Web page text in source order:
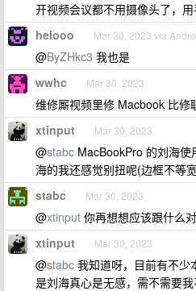
开视频会议都不用摄像头了，
helooo Mar 30, 2023 via
@ByZHkc3 我也是
wwhc Mar 30, 2023
维修厮视频里修 Macbook 比修
xtinput Mar 30, 2023
@stabc MacBookPro 的刘海
海的我还感觉别扭呢(边框不等
stabc Mar 30, 2023
@xtinput 你再想想应该跟什么
xtinput Mar 30, 2023
@stabc 我知道呀，目前有不少
是刘海真心是无感，需不需要